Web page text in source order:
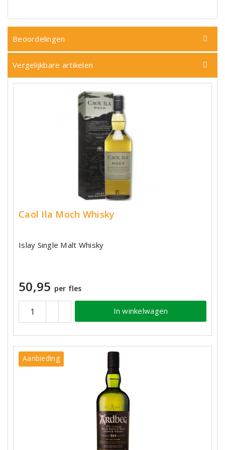
Beoordelingen
Vergelijkbare artikelen
Caol Ila Moch Whisky
Islay Single Malt Whisky
50,95 per fles
In winkelwagen
Aanbieding